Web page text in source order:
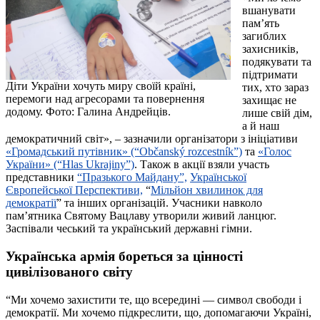
Діти України хочуть миру своїй країні,
перемоги над агресорами та повернення
додому. Фото: Галина Андрейців.
вшанувати
пам’ять
загиблих
захисників,
подякувати та
підтримати
тих, хто зараз
захищає не
лише свій дім,
а й наш
демократичний світ», – зазначили організатори з ініціативи
«Громадський путівник» (“Občanský rozcestník”) та «Голос
України» (“Hlas Ukrajiny”). Також в акції взяли участь
представники “Празького Майдану”, Української
Європейської Перспективи, “Мільйон хвилинок для
демократії” та інших організацій. Учасники навколо
пам’ятника Святому Вацлаву утворили живий ланцюг.
Заспівали чеський та український державні гімни.
Українська армія бореться за цінності
цивілізованого світу
“Ми хочемо захистити те, що всередині — символ свободи і
демократії. Ми хочемо підкреслити, що, допомагаючи Україні,